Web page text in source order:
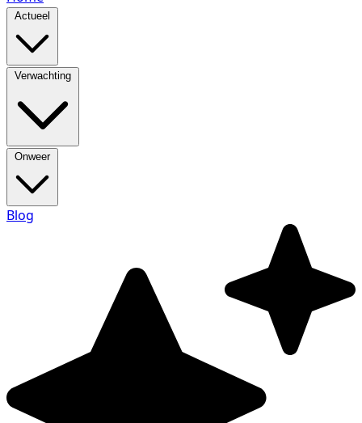
Actueel
Verwachting
Onweer
Blog